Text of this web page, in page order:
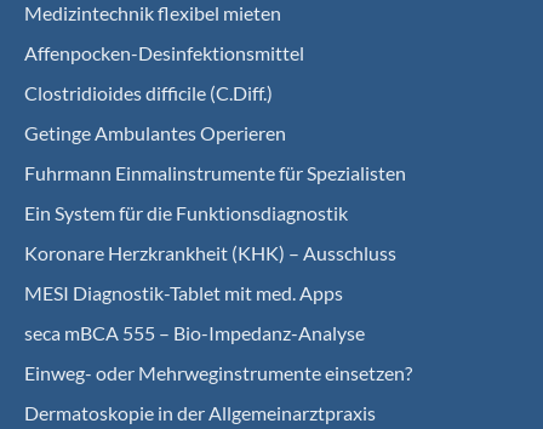
Medizintechnik flexibel mieten
Affenpocken-Desinfektionsmittel
Clostridioides difficile (C.Diff.)
Getinge Ambulantes Operieren
Fuhrmann Einmalinstrumente für Spezialisten
Ein System für die Funktionsdiagnostik
Koro­nare Herz­krank­heit (KHK) – Ausschluss
MESI Diagnostik-Tablet mit med. Apps
seca mBCA 555 – Bio-Impedanz-Analyse
Einweg- oder Mehrweginstrumente einsetzen?
Dermatoskopie in der Allgemeinarztpraxis